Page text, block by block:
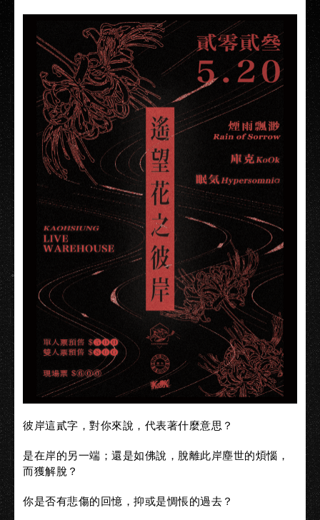
彼岸這貳字，對你來說，代表著什麼意思？
是在岸的另一端；還是如佛說，脫離此岸塵世的煩惱，
而獲解脫？
你是否有悲傷的回憶，抑或是惆悵的過去？